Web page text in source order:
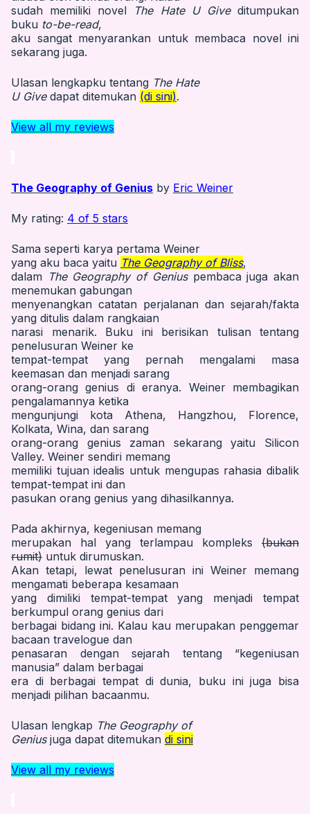
sudah memiliki novel
The Hate U Giveditumpukan
buku to-be-read,
aku sangat menyarankan untuk membaca novel ini
sekarang juga.
Ulasan lengkapku tentang The Hate
U Givedapat ditemukan (di sini).
View all my reviews
The Geography of Genius by Eric Weiner
My rating: 4 of 5 stars
Sama seperti karya pertama Weiner
yang aku baca yaitu The Geography of Bliss,
dalam The Geography of Geniuspembaca juga akan
menemukan gabungan
menyenangkan catatan perjalanan dan sejarah/fakta
yang ditulis dalam rangkaian
narasi menarik. Buku ini berisikan tulisan tentang
penelusuran Weiner ke
tempat-tempat yang pernah mengalami masa
keemasan dan menjadi sarang
orang-orang genius di eranya. Weiner membagikan
pengalamannya ketika
mengunjungi kota Athena, Hangzhou, Florence,
Kolkata, Wina, dan sarang
orang-orang genius zaman sekarang yaitu Silicon
Valley. Weiner sendiri memang
memiliki tujuan idealis untuk mengupas rahasia dibalik
tempat-tempat ini dan
pasukan orang genius yang dihasilkannya.
Pada akhirnya, kegeniusan memang
merupakan hal yang terlampau kompleks (bukan
rumit) untuk dirumuskan.
Akan tetapi, lewat penelusuran ini Weiner memang
mengamati beberapa kesamaan
yang dimiliki tempat-tempat yang menjadi tempat
berkumpul orang genius dari
berbagai bidang ini. Kalau kau merupakan penggemar
bacaan travelogue dan
penasaran dengan sejarah tentang “kegeniusan
manusia” dalam berbagai
era di berbagai tempat di dunia, buku ini juga bisa
menjadi pilihan bacaanmu.
Ulasan lengkap The Geography of
Geniusjuga dapat ditemukan di sini
View all my reviews